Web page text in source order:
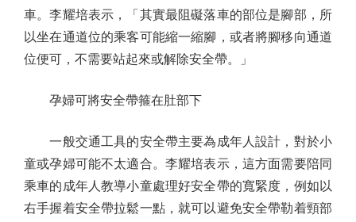
車。李耀培表示，「其實最阻礙落車的部位是腳部，所
以坐在通道位的乘客可能縮一縮腳，或者將腳移向通道
位便可，不需要站起來或解除安全帶。」
孕婦可將安全帶箍在肚部下
一般交通工具的安全帶主要為成年人設計，對於小
童或孕婦可能不太適合。李耀培表示，這方面需要陪同
乘車的成年人教導小童處理好安全帶的寬緊度，例如以
右手握着安全帶拉鬆一點，就可以避免安全帶勒着頸部